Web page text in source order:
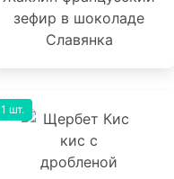
зефир в шоколаде
Славянка
1 шт.